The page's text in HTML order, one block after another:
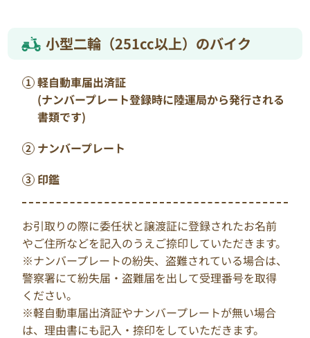
小型二輪（251cc以上）のバイク
軽自動車届出済証
(ナンバープレート登録時に陸運局から発行される
書類です)
ナンバープレート
印鑑
お引取りの際に委任状と譲渡証に登録されたお名前
やご住所などを記入のうえご捺印していただきます。
※ナンバープレートの紛失、盗難されている場合は、
警察署にて紛失届・盗難届を出して受理番号を取得
ください。
※軽自動車届出済証やナンバープレートが無い場合
は、理由書にも記入・捺印をしていただきます。